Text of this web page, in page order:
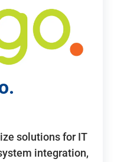
solutions for IT
integration,